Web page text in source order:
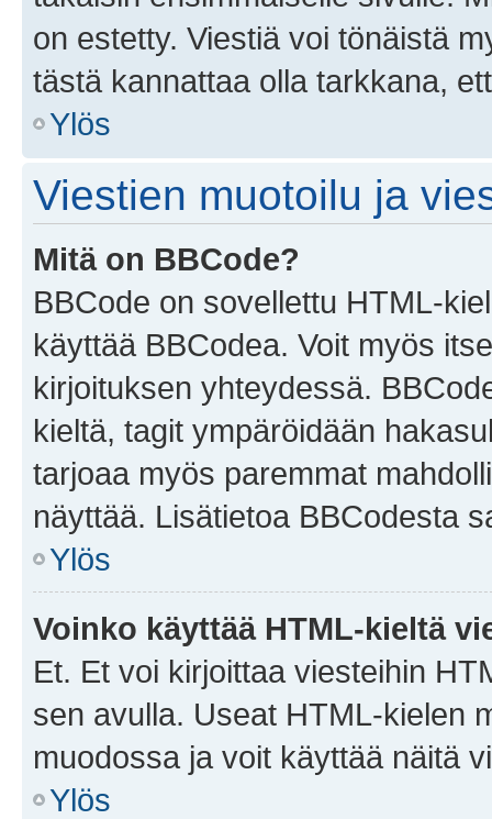
on estetty. Viestiä voi tönäistä
tästä kannattaa olla tarkkana,
Ylös
Viestien muotoilu ja
Mitä on BBCode?
BBCode on sovellettu HTML-
käyttää BBCodea. Voit myös
kirjoituksen yhteydessä.
kieltä, tagit ympäröidään
tarjoaa myös paremmat
näyttää. Lisätietoa BBCodesta
Ylös
Voinko käyttää HTML-kieltä
Et. Et voi kirjoittaa viesteihin
sen avulla. Useat HTML-kielen
muodossa ja voit käyttää näitä
Ylös